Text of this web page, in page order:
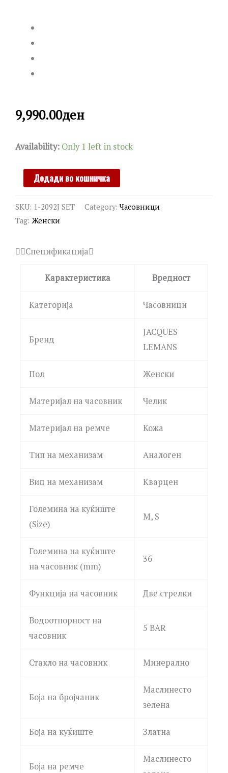
9,990.00ден
Availability: Only 1 left in stock
JACQUES
quantityДодади во кошничка
SKU: 1-2092J SET Category:Часовници
Tag: Женски
Спецификација
Карактеристика Вредност
Категорија Часовници
Бренд
JACQUES
LEMANS
Пол Женски
Материјал на часовник Челик
Материјал на ремче Кожа
Тип на механизам Аналоген
Вид на механизам Кварцен
Големина на куќиште
(Size)
M, S
Големина на куќиште
на часовник (mm)
36
Функција на часовник Две стрелки
Водоотпорност на
часовник
5 BAR
Стакло на часовник Минерално
Боја на бројчаник
Маслинесто
зелена
Боја на куќиште Златна
Боја на ремче
Маслинесто